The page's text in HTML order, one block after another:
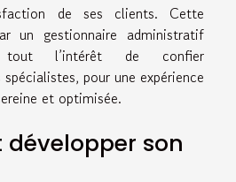
de ses clients. Cette
un gestionnaire administratif
tout l’intérêt de confier
pour une expérience
et optimisée.
développer son